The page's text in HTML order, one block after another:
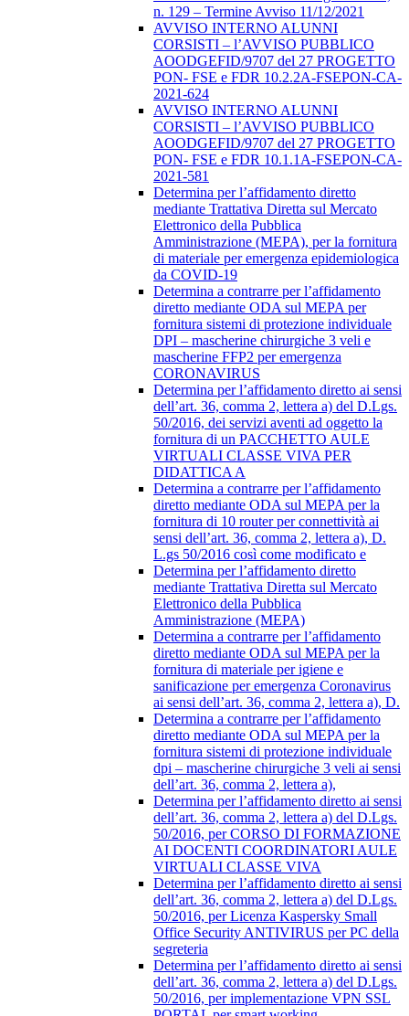
n. 129 – Termine Avviso 11/12/2021
AVVISO INTERNO ALUNNI
CORSISTI – l’AVVISO PUBBLICO
AOODGEFID/9707 del 27 PROGETTO
PON- FSE e FDR 10.2.2A-FSEPON-CA-
2021-624
AVVISO INTERNO ALUNNI
CORSISTI – l’AVVISO PUBBLICO
AOODGEFID/9707 del 27 PROGETTO
PON- FSE e FDR 10.1.1A-FSEPON-CA-
2021-581
Determina per l’affidamento diretto
mediante Trattativa Diretta sul Mercato
Elettronico della Pubblica
Amministrazione (MEPA), per la fornitura
di materiale per emergenza epidemiologica
da COVID-19
Determina a contrarre per l’affidamento
diretto mediante ODA sul MEPA per
fornitura sistemi di protezione individuale
DPI – mascherine chirurgiche 3 veli e
mascherine FFP2 per emergenza
CORONAVIRUS
Determina per l’affidamento diretto ai sensi
dell’art. 36, comma 2, lettera a) del D.Lgs.
50/2016, dei servizi aventi ad oggetto la
fornitura di un PACCHETTO AULE
VIRTUALI CLASSE VIVA PER
DIDATTICA A
Determina a contrarre per l’affidamento
diretto mediante ODA sul MEPA per la
fornitura di 10 router per connettività ai
sensi dell’art. 36, comma 2, lettera a), D.
L.gs 50/2016 così come modificato e
Determina per l’affidamento diretto
mediante Trattativa Diretta sul Mercato
Elettronico della Pubblica
Amministrazione (MEPA)
Determina a contrarre per l’affidamento
diretto mediante ODA sul MEPA per la
fornitura di materiale per igiene e
sanificazione per emergenza Coronavirus
ai sensi dell’art. 36, comma 2, lettera a), D.
Determina a contrarre per l’affidamento
diretto mediante ODA sul MEPA per la
fornitura sistemi di protezione individuale
dpi – mascherine chirurgiche 3 veli ai sensi
dell’art. 36, comma 2, lettera a),
Determina per l’affidamento diretto ai sensi
dell’art. 36, comma 2, lettera a) del D.Lgs.
50/2016, per CORSO DI FORMAZIONE
AI DOCENTI COORDINATORI AULE
VIRTUALI CLASSE VIVA
Determina per l’affidamento diretto ai sensi
dell’art. 36, comma 2, lettera a) del D.Lgs.
50/2016, per Licenza Kaspersky Small
Office Security ANTIVIRUS per PC della
segreteria
Determina per l’affidamento diretto ai sensi
dell’art. 36, comma 2, lettera a) del D.Lgs.
50/2016, per implementazione VPN SSL